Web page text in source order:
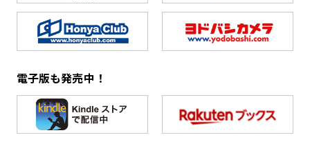
電子版も発売中！